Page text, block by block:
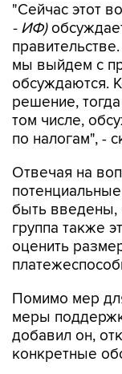
"Сейчас этот
- ИФ)
мы выйдем с
обсуждаются.
решение,
том числе,
по налогам", -
Отвечая на
быть введены,
группа также
оценить
Помимо мер
меры
добавил он,
конкретные